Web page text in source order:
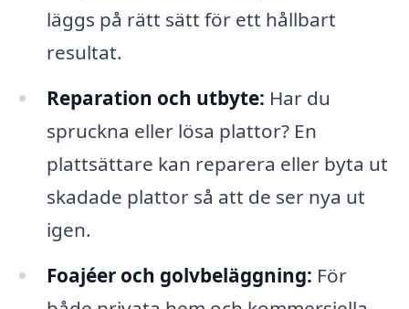
läggs på rätt sätt för ett hållbart
resultat.
Reparation och utbyte: Har du
spruckna eller lösa plattor? En
plattsättare kan reparera eller byta ut
skadade plattor så att de ser nya ut
igen.
Foajéer och golvbeläggning: För